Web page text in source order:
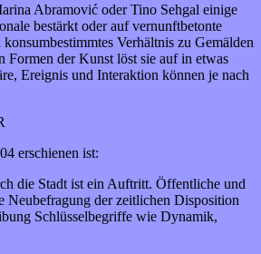
Abramović oder Tino Sehgal einige
bestärkt oder auf vernunftbetonte
Verhältnis zu Gemälden
Formen der Kunst löst sie auf in etwas
Ereignis und Interaktion können je nach
erschienen ist:
die Stadt ist ein Auftritt. Öffentliche und
Neubefragung der zeitlichen Disposition
Schlüsselbegriffe wie Dynamik,